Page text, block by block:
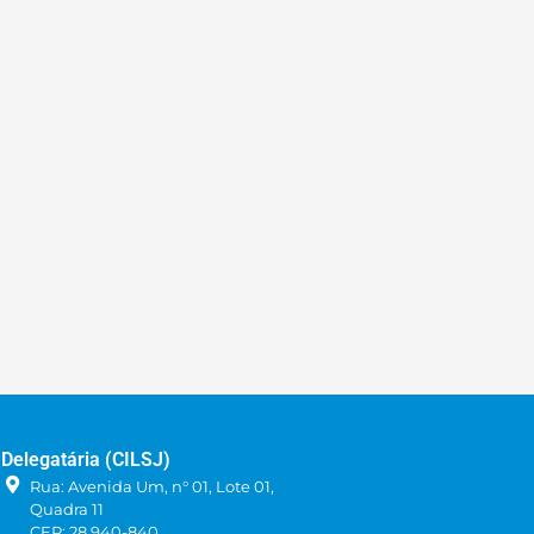
Delegatária (CILSJ)
Rua: Avenida Um, n° 01, Lote 01,
Quadra 11